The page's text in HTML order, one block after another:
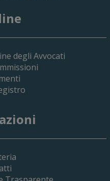
degli Avvocati